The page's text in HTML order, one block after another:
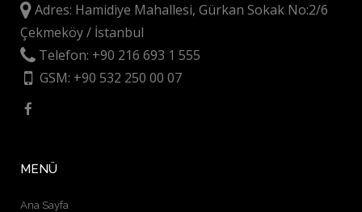
Adres: Hamidiye Mahallesi, Gürkan Sokak No:2/6
Çekmeköy / İstanbul
Telefon: +90 216 693 1 555
GSM: +90 532 250 00 07
MENÜ
Ana Sayfa